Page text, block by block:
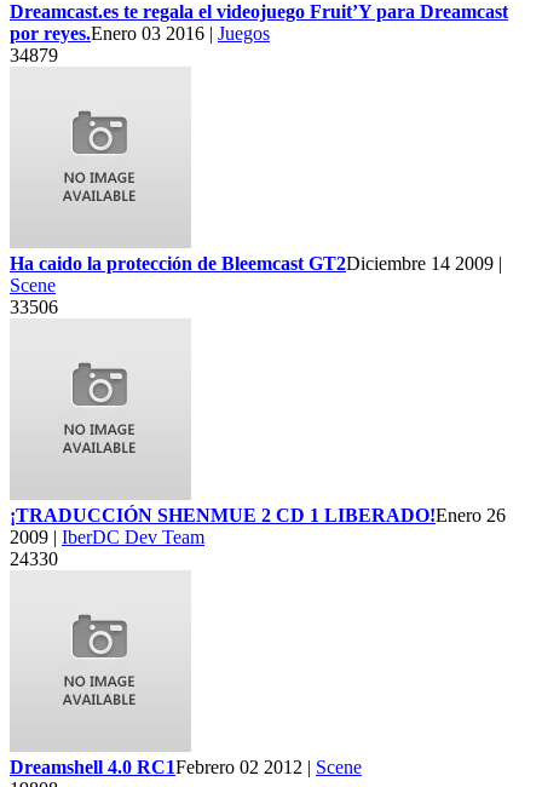
Dreamcast.es te regala el videojuego Fruit’Y para Dreamcast
por reyes.Enero 03 2016 | Juegos
34879
Ha caido la protección de Bleemcast GT2Diciembre 14 2009 |
Scene
33506
¡TRADUCCIÓN SHENMUE 2 CD 1 LIBERADO!Enero 26
2009 | IberDC Dev Team
24330
Dreamshell 4.0 RC1Febrero 02 2012 | Scene